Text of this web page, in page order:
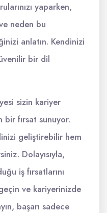
yaparken,
neden bu
anlatın. Kendinizi
bir dil
sizin kariyer
bir fırsat sunuyor.
geliştirebilir hem
Dolayısıyla,
iş fırsatlarını
ve kariyerinizde
başarı sadece